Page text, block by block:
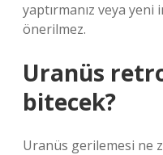
yaptırmanız veya yeni
önerilmez.
Uranüs
bitecek?
Uranüs gerilemesi ne